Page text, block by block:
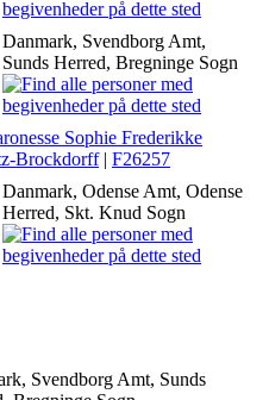
Danmark, Svendborg Amt,
Sunds Herred, Bregninge Sogn
Sophie Frederikke
Brockdorff| F26257
Danmark, Odense Amt, Odense
Herred, Skt. Knud Sogn
Svendborg Amt, Sunds